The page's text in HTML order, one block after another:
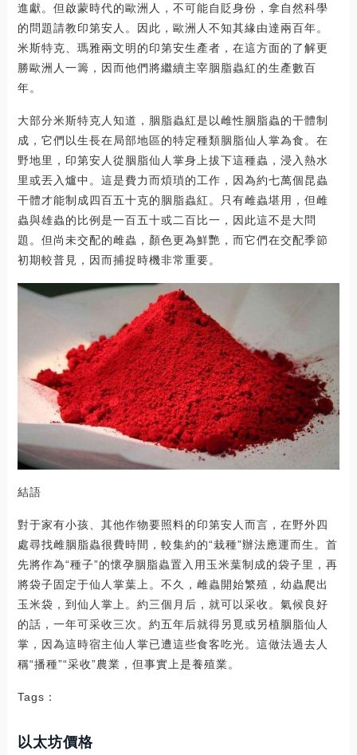
進獻。但啟蒙時代的歐洲人，不可能自貶身份，拿自然科學
的問題請教印第安人。因此，歐洲人不知其緣由達兩百年。
米斯特克、瑪雅兩文明的印第安生產者，在這方面的了解更
勝歐洲人一籌，因而他們將繼續主宰胭脂蟲紅的生產數百
年。
大部分米斯特克人知道，胭脂蟲紅是以雌性胭脂蟲的干體制
成，它們以生長在局部地區的特定種類胭脂仙人掌為食。在
野地里，印第安人從胭脂仙人掌身上拔下這種蟲，浸入熱水
里或丟入爐中。這是費力而煩瑣的工作，因為約七萬個昆蟲
干體才能制成四百五十克的胭脂蟲紅。只有雌蟲堪用，但雌
蟲與雄蟲的比例是一百五十或二百比一，因此這不是大問
題。但尚未交配的雌蟲，顏色更為鮮艷，而它們在交配季節
初期較普見，因而捕捉時機非常重要。
結語
對于家有小孩、其他作物要照料的印第安人而言，在野外四
處尋找雌胭脂蟲很費時間，較集約的“栽種”辦法應運而生。首
先將作為“種子”的懷孕胭脂蟲置入用玉米葉制成的袋子里，再
將袋子固定于仙人掌葉上。不久，雌蟲開始繁殖，幼蟲爬出
玉米袋，到仙人掌上。約三個月后，就可以采收。氣候良好
的話，一年可采收三次。約五年后就得另覓或另植胭脂仙人
掌，因為這時宿主仙人掌已遭這些食客吃光。這做法過去人
稱“播種”“采收”農業，但事實上是養殖業。
Tags：
以太坊價格